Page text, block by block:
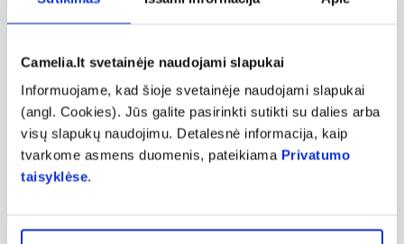
Camelia.lt svetainėje naudojami slapukai
Informuojame, kad šioje svetainėje naudojami slapukai
(angl. Cookies). Jūs galite pasirinkti sutikti su dalies arba
visų slapukų naudojimu. Detalesnė informacija, kaip
tvarkome asmens duomenis, pateikiama Privatumo
taisyklėse.
kitas probiotines kultūras, prisidedančias
mažinimo. Dauguma BIFIDIN produktų taip
pat yra praturtinti prebiotikais, galinčiais
padėti probiotinėms bakterijoms geriau
vystytis ir veikti. Tai patikimas pasirinkimas
tiems, kurie nori palaikyti sveiką virškinimo